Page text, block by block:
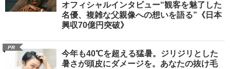
オフィシャルインタビュー“観客を魅了した
名優、複雑な父親像への想いを語る”《日本
興収70億円突破》
PR
今年も40℃を超える猛暑。ジリジリとした
暑さが頭皮にダメージを。あなたの抜け毛